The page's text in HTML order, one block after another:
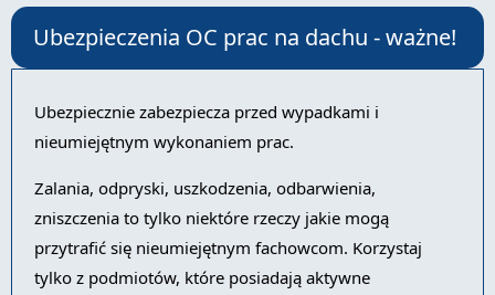
Ubezpieczenia OC prac na dachu - ważne!
Ubezpiecznie zabezpiecza przed wypadkami i
nieumiejętnym wykonaniem prac.
Zalania, odpryski, uszkodzenia, odbarwienia,
zniszczenia to tylko niektóre rzeczy jakie mogą
przytrafić się nieumiejętnym fachowcom. Korzystaj
tylko z podmiotów, które posiadają aktywne